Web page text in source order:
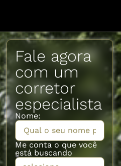
Fale agora
com um
corretor
especialista
Nome:
Me conta o que você
está buscando